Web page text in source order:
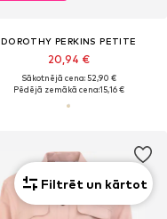
DOROTHY PERKINS PETITE
20,94 €
Sākotnējā cena: 52,90 €
Pēdējā zemākā cena:15,16 €
Filtrēt un kārtot